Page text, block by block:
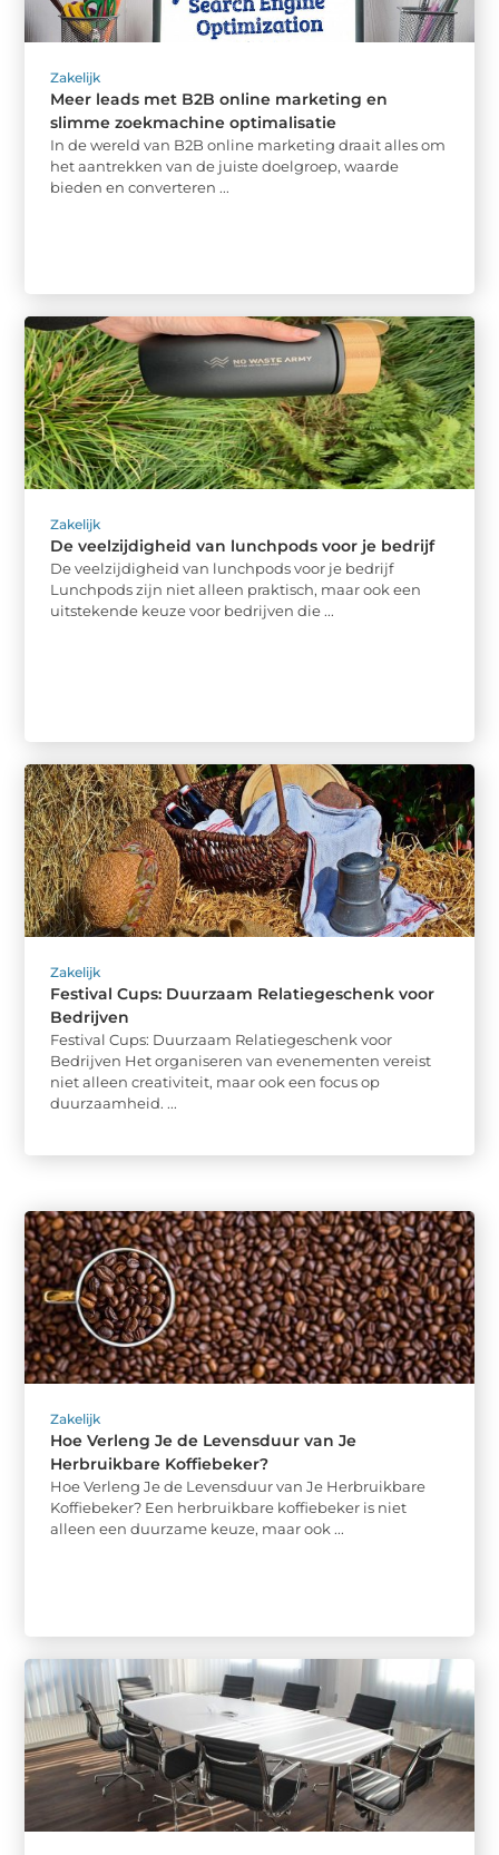
Zakelijk
Meer leads met B2B online marketing en
slimme zoekmachine optimalisatie
In de wereld van B2B online marketing draait alles om
het aantrekken van de juiste doelgroep, waarde
bieden en converteren ...
Zakelijk
De veelzijdigheid van lunchpods voor je bedrijf
De veelzijdigheid van lunchpods voor je bedrijf
Lunchpods zijn niet alleen praktisch, maar ook een
uitstekende keuze voor bedrijven die ...
Zakelijk
Festival Cups: Duurzaam Relatiegeschenk voor
Bedrijven
Festival Cups: Duurzaam Relatiegeschenk voor
Bedrijven Het organiseren van evenementen vereist
niet alleen creativiteit, maar ook een focus op
duurzaamheid. ...
Zakelijk
Hoe Verleng Je de Levensduur van Je
Herbruikbare Koffiebeker?
Hoe Verleng Je de Levensduur van Je Herbruikbare
Koffiebeker? Een herbruikbare koffiebeker is niet
alleen een duurzame keuze, maar ook ...